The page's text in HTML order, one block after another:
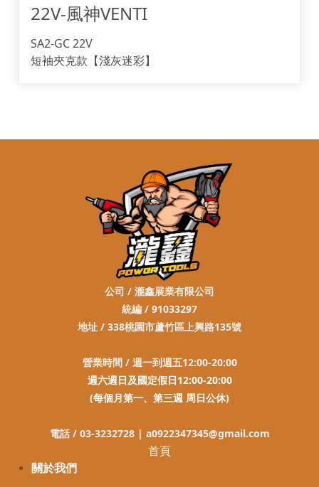
22V-風神VENTI
SA2-GC 22V
短袖夾克款【淺灰迷彩】
公司 / 瀧鑫展業有限公司
統編 / 91033297
地址 / 338桃園市蘆竹區上興路135號
營業時間 / 週一到週五12:00-20:00
週六週日及國定假日12:00-20:00
(每個月第一、第三週 周日公休)
電話 / 03-3232728 | a0922347345@gmail.com
首頁
關於我們